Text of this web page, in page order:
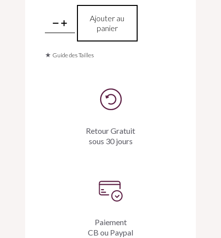
Collier
Ajouter au
panier
★ Guide des Tailles
Retour Gratuit
sous 30 jours
Paiement
CB ou Paypal